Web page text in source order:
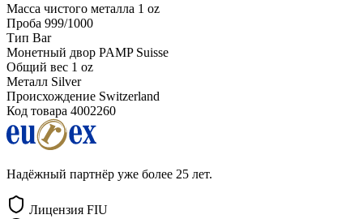
Масса чистого металла 1 oz
Проба 999/1000
Тип Bar
Монетный двор PAMP Suisse
Общий вес 1 oz
Металл Silver
Происхождение Switzerland
Код товара 4002260
Надёжный партнёр уже более 25 лет.
Лицензия FIU